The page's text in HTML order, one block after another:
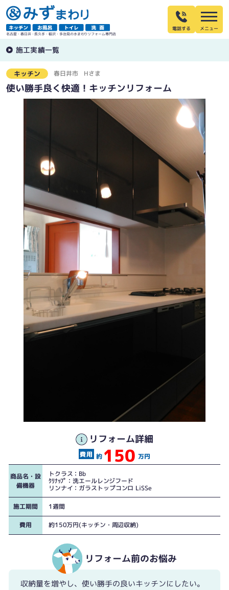
名古屋・春日井・長久手・稲沢・多治見の水まわりリフォーム専門店
電話する
施工実績一覧
キッチン 春日井市 Hさま
使い勝手良く快適！キッチンリフォーム
リフォーム詳細
約 150 万円
商品名・設
備機器
トクラス：Bb
ｸﾘﾅｯﾌﾟ：洗エールレンジフード
リンナイ：ガラストップコンロ LiSSe
施工期間 1週間
費用 約150万円(キッチン・周辺収納)
リフォーム前のお悩み
収納量を増やし、使い勝手の良いキッチンにしたい。